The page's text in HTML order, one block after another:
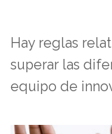
Hay reglas
superar las
equipo de